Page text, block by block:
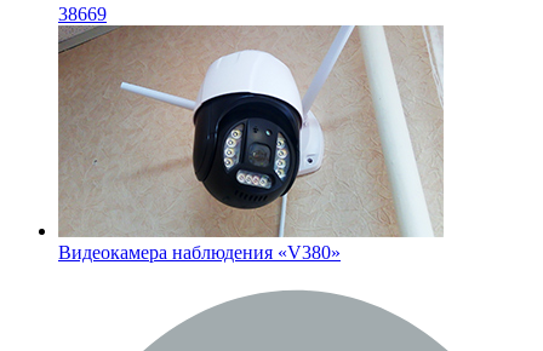
38669
Видеокамера наблюдения «V380»